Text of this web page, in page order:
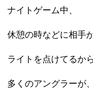
ナイトゲーム中、
休憩の時などに相手
ライトを点けてるか
多くのアングラーが